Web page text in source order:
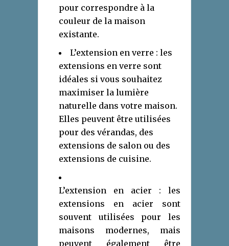
pour correspondre à la
couleur de la maison
existante.
L’extension en verre : les
extensions en verre sont
idéales si vous souhaitez
maximiser la lumière
naturelle dans votre maison.
Elles peuvent être utilisées
pour des vérandas, des
extensions de salon ou des
extensions de cuisine.
L’extension en acier : les
extensions en acier sont
souvent utilisées pour les
maisons modernes, mais
peuvent également être